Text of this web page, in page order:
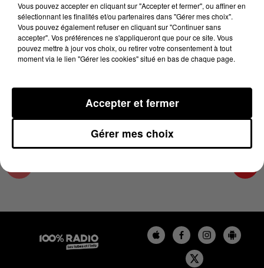
12 juin 2024 - 1 min 15 sec
L'AGENDA DU TARN NORD DU 12/06/2024 À
10H41
L'AGENDA DU TARN NORD
Vous pouvez accepter en cliquant sur "Accepter et fermer", ou affiner en
sélectionnant les finalités et/ou partenaires dans "Gérer mes choix".
Vous pouvez également refuser en cliquant sur "Continuer sans
accepter". Vos préférences ne s'appliqueront que pour ce site. Vous
pouvez mettre à jour vos choix, ou retirer votre consentement à tout
moment via le lien "Gérer les cookies" situé en bas de chaque page.
Gérer mes choix
Accepter et fermer